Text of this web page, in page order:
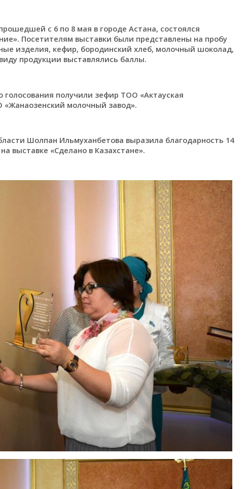
с 6 по 8 мая в городе Астана, состоялся
Посетителям выставки были представлены на пробу
изделия, кефир, бородинский хлеб, молочный шоколад,
продукции выставлялись баллы.
получили зефир ТОО «Актауская
молочный завод».
Шолпан Ильмуханбетова выразила благодарность 14
выставке «Сделано в Казахстане».